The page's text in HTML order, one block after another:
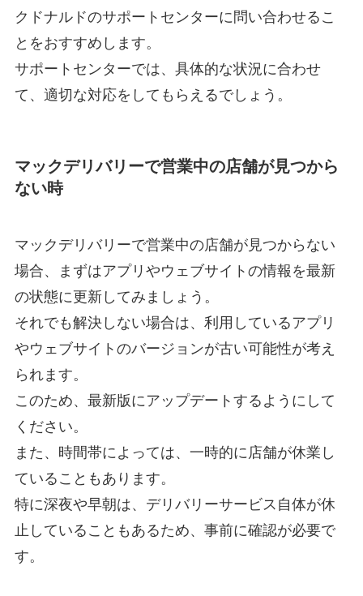
クドナルドのサポートセンターに問い合わせるこ
とをおすすめします。
サポートセンターでは、具体的な状況に合わせ
て、適切な対応をしてもらえるでしょう。
マックデリバリーで営業中の店舗が見つから
ない時
マックデリバリーで営業中の店舗が見つからない
場合、まずはアプリやウェブサイトの情報を最新
の状態に更新してみましょう。
それでも解決しない場合は、利用しているアプリ
やウェブサイトのバージョンが古い可能性が考え
られます。
このため、最新版にアップデートするようにして
ください。
また、時間帯によっては、一時的に店舗が休業し
ていることもあります。
特に深夜や早朝は、デリバリーサービス自体が休
止していることもあるため、事前に確認が必要で
す。